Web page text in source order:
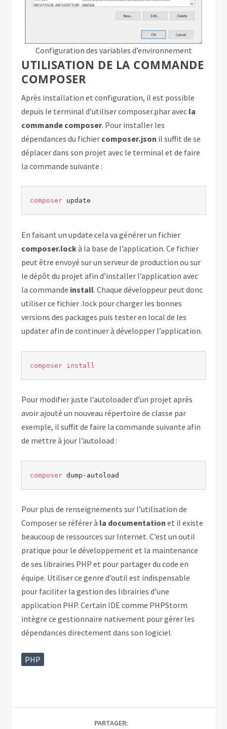
Configuration des variables d’environnement
UTILISATION DE LA COMMANDE
COMPOSER
Après installation et configuration, il est possible
depuis le terminal d’utiliser composer.phar avec la
commande composer. Pour installer les
dépendances du fichier composer.json il suffit de se
déplacer dans son projet avec le terminal et de faire
la commande suivante :
composer update
En faisant un update cela va générer un fichier
composer.lockà la base de l’application. Ce fichier
peut être envoyé sur un serveur de production ou sur
le dépôt du projet afin d’installer l’application avec
la commande install. Chaque développeur peut donc
utiliser ce fichier .lock pour charger les bonnes
versions des packages puis tester en local de les
updater afin de continuer à développer l’application.
composer install
Pour modifier juste l’autoloader d’un projet après
avoir ajouté un nouveau répertoire de classe par
exemple, il suffit de faire la commande suivante afin
de mettre à jour l’autoload :
composer dump-autoload
Pour plus de renseignements sur l’utilisation de
Composer se référer à la documentation et il existe
beaucoup de ressources sur Internet. C’est un outil
pratique pour le développement et la maintenance
de ses librairies PHP et pour partager du code en
équipe. Utiliser ce genre d’outil est indispensable
pour faciliter la gestion des librairies d’une
application PHP. Certain IDE comme PHPStorm
intègre ce gestionnaire nativement pour gérer les
dépendances directement dans son logiciel.
PHP
PARTAGER: